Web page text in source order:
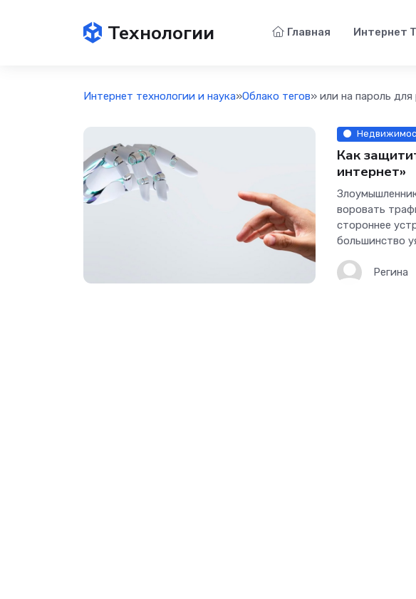
Технологии Главная Интернет
Интернет технологии и наука»Облако тегов» или на пароль для
Как
интернет»
воровать
стороннее
большинство
Регина